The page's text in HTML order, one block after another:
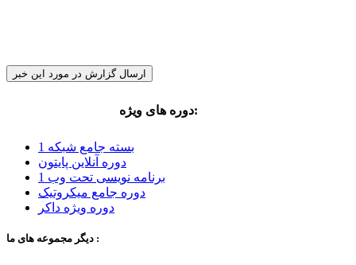
ارسال گزارش در مورد این خبر
دوره های ویژه:
بسته جامع شبکه 1
دوره آنلاین پایتون
برنامه نویسی تحت وب 1
دوره جامع میکروتیک
دوره ویژه داکر
دیگر مجموعه های ما :